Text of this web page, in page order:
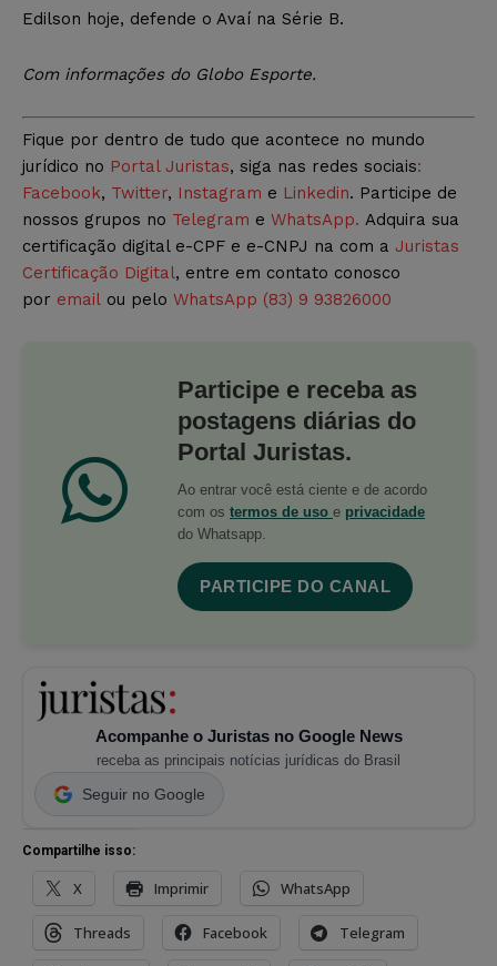
Edilson hoje, defende o Avaí na Série B.
Com informações do Globo Esporte.
Fique por dentro de tudo que acontece no mundo
jurídico no Portal Juristas, siga nas redes sociais:
Facebook, Twitter, Instagram e Linkedin. Participe de
nossos grupos no Telegram e WhatsApp. Adquira sua
certificação digital e-CPF e e-CNPJ na com a Juristas
Certificação Digital, entre em contato conosco
por email ou pelo WhatsApp (83) 9 93826000
Participe e receba as
postagens diárias do
Portal Juristas.
Ao entrar você está ciente e de acordo
com os termos de uso e privacidade
do Whatsapp.
PARTICIPE DO CANAL
Acompanhe o Juristas no Google News
receba as principais notícias jurídicas do Brasil
Seguir no Google
Compartilhe isso:
X Imprimir WhatsApp
Threads Facebook Telegram